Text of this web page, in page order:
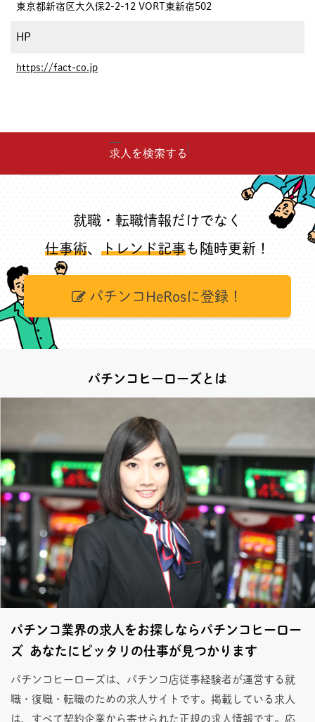
東京都新宿区大久保2-2-12 VORT東新宿502
HP
https://fact-co.jp
求人を検索する
就職・転職情報だけでなく
仕事術、 トレンド記事も随時更新！
パチンコHeRosに登録！
パチンコヒーローズとは
パチンコ業界の求人をお探しならパチンコヒーロー
ズ あなたにピッタリの仕事が見つかります
パチンコヒーローズは、パチンコ店従事経験者が運営する就
職・復職・転職のための求人サイトです。掲載している求人
は、すべて契約企業から寄せられた正規の求人情報です。応